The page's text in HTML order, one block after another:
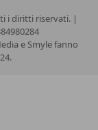
i diritti riservati. |
e Smyle fanno